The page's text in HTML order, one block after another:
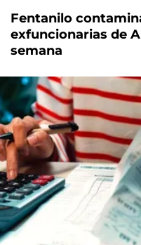
Fentanilo
exfuncionarias de
semana